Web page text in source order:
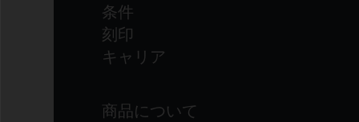
条件
刻印
キャリア
商品について